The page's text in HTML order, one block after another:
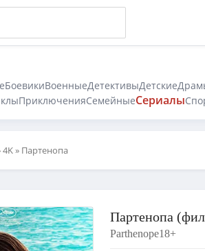
БоевикиВоенныеДетективыДетские
ПриключенияСемейныеСериалы
4K» Партенопа
Партенопа
Parthenope18+